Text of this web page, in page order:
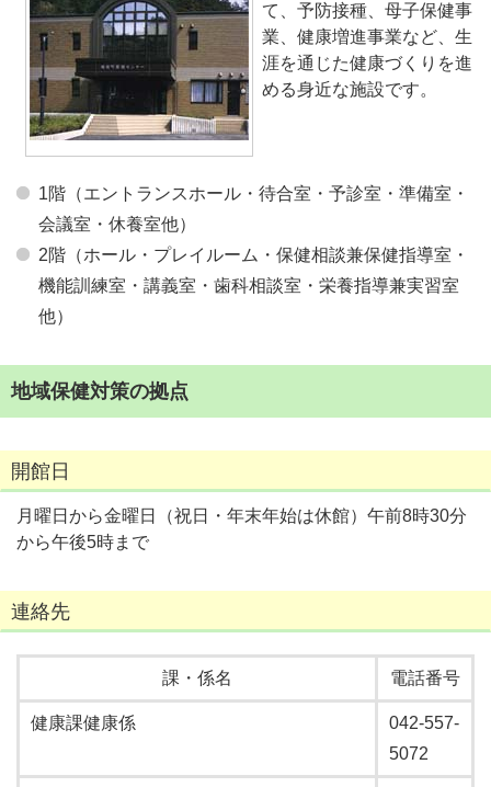
て、予防接種、母子保健事
業、健康増進事業など、生
涯を通じた健康づくりを進
める身近な施設です。
1階（エントランスホール・待合室・予診室・準備室・
会議室・休養室他）
2階（ホール・プレイルーム・保健相談兼保健指導室・
機能訓練室・講義室・歯科相談室・栄養指導兼実習室
他）
地域保健対策の拠点
開館日
月曜日から金曜日（祝日・年末年始は休館）午前8時30分
から午後5時まで
連絡先
課・係名 電話番号
健康課健康係
042-557-
5072